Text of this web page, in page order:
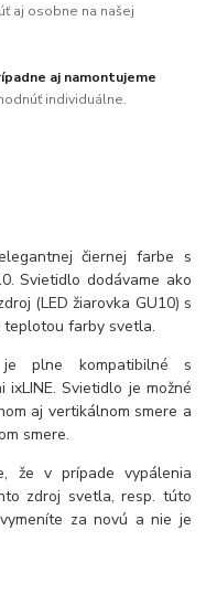
aj osobne na našej
aj namontujeme
individuálne.
čiernej farbe s
Svietidlo dodávame ako
(LED žiarovka GU10) s
teplotou farby svetla.
je plne kompatibilné s
ixLINE. Svietidlo je možné
aj vertikálnom smere a
smere.
že v prípade vypálenia
zdroj svetla, resp. túto
za novú a nie je